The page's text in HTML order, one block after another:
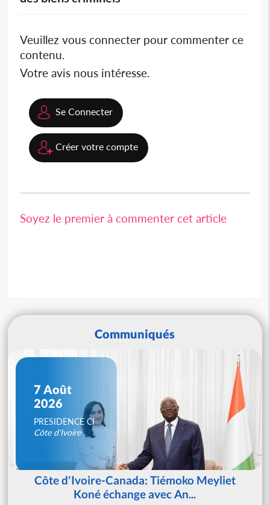
Veuillez vous connecter pour commenter ce
contenu.
Votre avis nous intéresse.
Se Connecter
Créer votre compte
Soyez le premier à commenter cet article
Communiqués
7 Août
2026
PRESIDENCE CI
Côte d'Ivoire
Côte d'Ivoire-Canada: Tiémoko Meyliet
Koné échange avec An...